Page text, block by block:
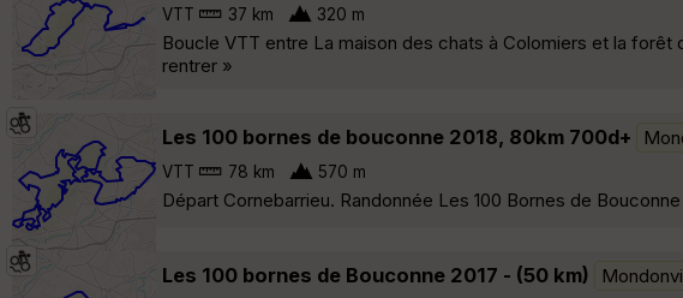
VTT 37 km 320 m
Boucle VTT entre La maison des chats à Colomiers et la
rentrer »
Les 100 bornes de bouconne 2018, 80km 700d+
VTT 78 km 570 m
Départ Cornebarrieu. Randonnée Les 100 Bornes de
Les 100 bornes de Bouconne 2017 - (50 km)